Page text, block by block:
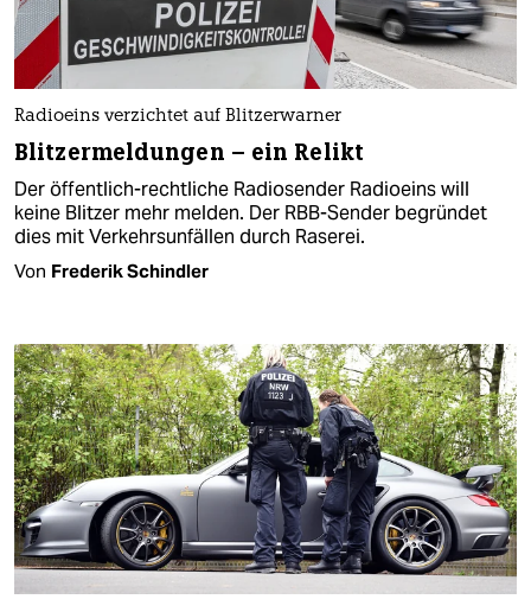
Radioeins verzichtet auf Blitzerwarner
Blitzermeldungen – ein Relikt
Der öffentlich-rechtliche Radiosender Radioeins will
keine Blitzer mehr melden. Der RBB-Sender begründet
dies mit Verkehrsunfällen durch Raserei.
Von Frederik Schindler